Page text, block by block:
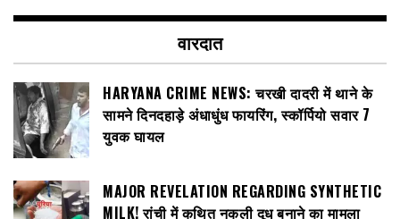
वारदात
HARYANA CRIME NEWS: चरखी दादरी में थाने के
सामने दिनदहाड़े अंधाधुंध फायरिंग, स्कॉर्पियो सवार 7
युवक घायल
MAJOR REVELATION REGARDING SYNTHETIC
MILK! रांची में कथित नकली दूध बनाने का मामला